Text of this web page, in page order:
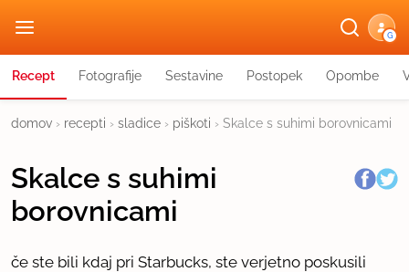
G
Recept Fotografije Sestavine Postopek Opombe
domov › recepti › sladice › piškoti › Skalce s suhimi borovnicami
Skalce s suhimi
borovnicami
če ste bili kdaj pri Starbucks, ste verjetno poskusili